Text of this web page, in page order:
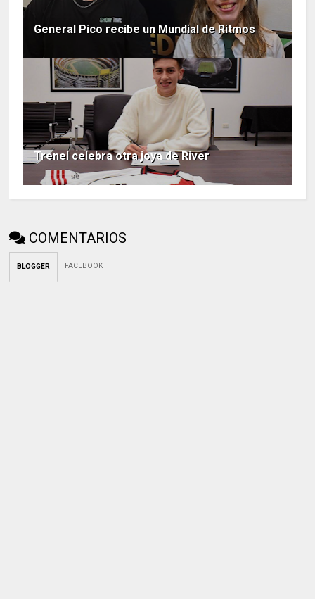
General Pico recibe un Mundial de Ritmos
Trenel celebra otra joya de River
COMENTARIOS
BLOGGER FACEBOOK